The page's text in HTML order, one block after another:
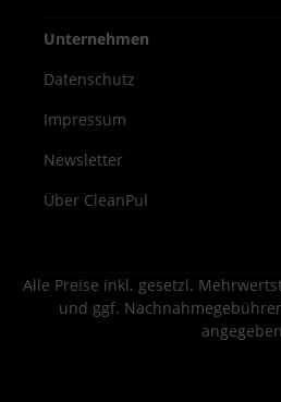
Unternehmen
Datenschutz
Impressum
Newsletter
Über CleanPul
Alle Preise inkl. gesetzl.
und ggf.